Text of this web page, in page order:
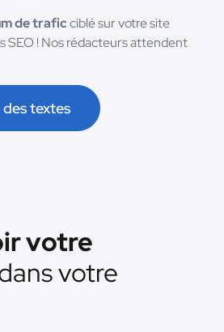
de traficciblé sur votre site
SEO ! Nos rédacteurs attendent
textes
votre
votre